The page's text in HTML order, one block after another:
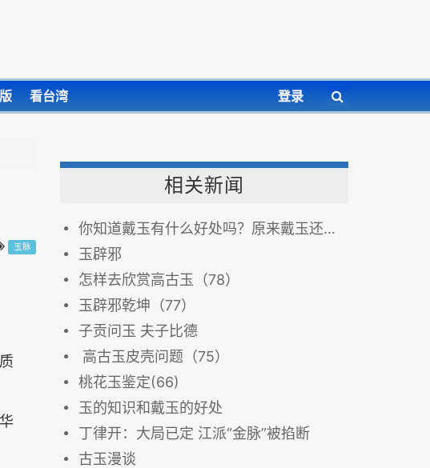
看台湾 登录
玉脉
相关新闻
你知道戴玉有什么好处吗？原来戴玉还有这么多规矩呀！
玉辟邪
怎样去欣赏高古玉（78）
玉辟邪乾坤（77）
子贡问玉 夫子比德
高古玉皮壳问题（75）
桃花玉鉴定(66)
玉的知识和戴玉的好处
丁律开：大局已定 江派“金脉”被掐断
古玉漫谈